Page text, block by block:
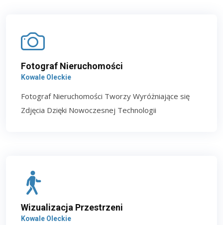
Fotograf Nieruchomości
Kowale Oleckie
Fotograf Nieruchomości Tworzy Wyróżniające się
Zdjęcia Dzięki Nowoczesnej Technologii
Wizualizacja Przestrzeni
Kowale Oleckie